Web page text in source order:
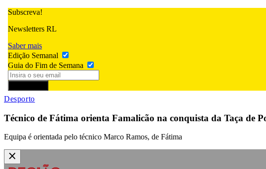
Subscreva!
Newsletters RL
Saber mais
Edição Semanal
Guia do Fim de Semana
Desporto
Técnico de Fátima orienta Famalicão na conquista da Taça de
Equipa é orientada pelo técnico Marco Ramos, de Fátima